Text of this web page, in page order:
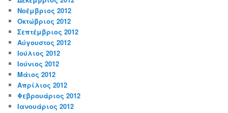
Νοέμβριος 2012
Οκτώβριος 2012
Σεπτέμβριος 2012
Αύγουστος 2012
Ιούλιος 2012
Ιούνιος 2012
Μάιος 2012
Απρίλιος 2012
Φεβρουάριος 2012
Ιανουάριος 2012